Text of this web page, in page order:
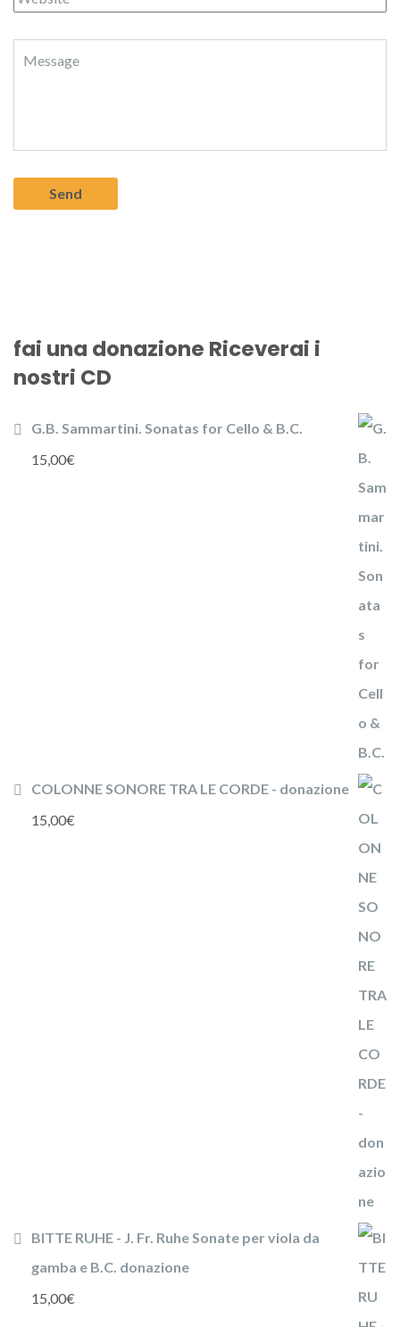
fai una donazione Riceverai i
nostri CD
G.B. Sammartini. Sonatas for Cello & B.C.
15,00€
COLONNE SONORE TRA LE CORDE - donazione
15,00€
BITTE RUHE - J. Fr. Ruhe Sonate per viola da
gamba e B.C. donazione
15,00€